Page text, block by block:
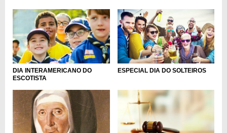
DIA INTERAMERICANO DO
ESCOTISTA
ESPECIAL DIA DO SOLTEIROS